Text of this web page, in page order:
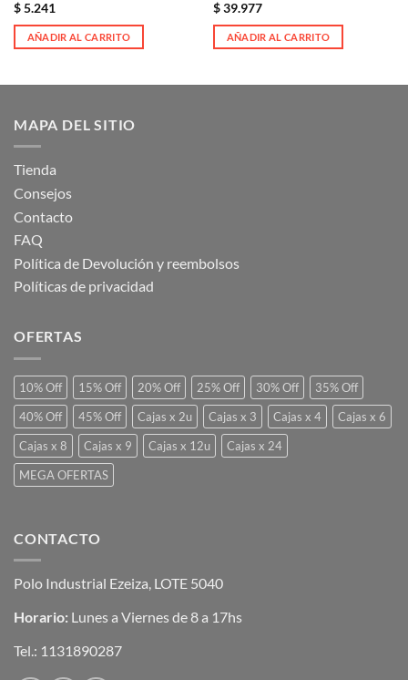
$5.241
AÑADIR AL CARRITO
$39.977
AÑADIR AL CARRITO
MAPA DEL SITIO
Tienda
Consejos
Contacto
FAQ
Política de Devolución y reembolsos
Políticas de privacidad
OFERTAS
10% Off 15% Off 20% Off 25% Off 30% Off
35% Off
40% Off
45% Off Cajas x 2u Cajas x 3 Cajas x 4
Cajas x 6
Cajas x 8
Cajas x 9 Cajas x 12u
Cajas x 24
MEGA OFERTAS
CONTACTO
Polo Industrial Ezeiza, LOTE 5040
Horario: Lunes a Viernes de 8 a 17hs
Tel.: 1131890287